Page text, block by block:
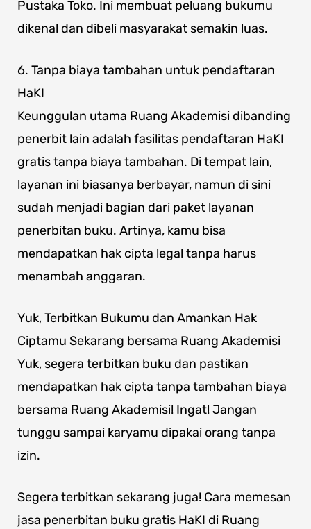
Pustaka Toko. Ini membuat peluang bukumu
dikenal dan dibeli masyarakat semakin luas.
6. Tanpa biaya tambahan untuk pendaftaran
HaKI
Keunggulan utama Ruang Akademisi dibanding
penerbit lain adalah fasilitas pendaftaran HaKI
gratis tanpa biaya tambahan. Di tempat lain,
layanan ini biasanya berbayar, namun di sini
sudah menjadi bagian dari paket layanan
penerbitan buku. Artinya, kamu bisa
mendapatkan hak cipta legal tanpa harus
menambah anggaran.
Yuk, Terbitkan Bukumu dan Amankan Hak
Ciptamu Sekarang bersama Ruang Akademisi
Yuk, segera terbitkan buku dan pastikan
mendapatkan hak cipta tanpa tambahan biaya
bersama Ruang Akademisi! Ingat! Jangan
tunggu sampai karyamu dipakai orang tanpa
izin.
Segera terbitkan sekarang juga! Cara memesan
jasa penerbitan buku gratis HaKI di Ruang